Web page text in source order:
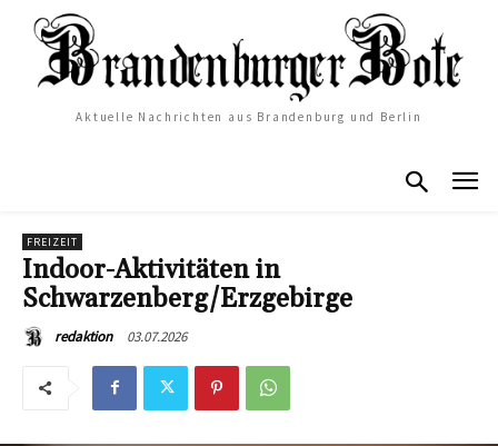
Aktuelle Nachrichten aus Brandenburg und Berlin
FREIZEIT
Indoor-Aktivitäten in
Schwarzenberg/Erzgebirge
redaktion 03.07.2026